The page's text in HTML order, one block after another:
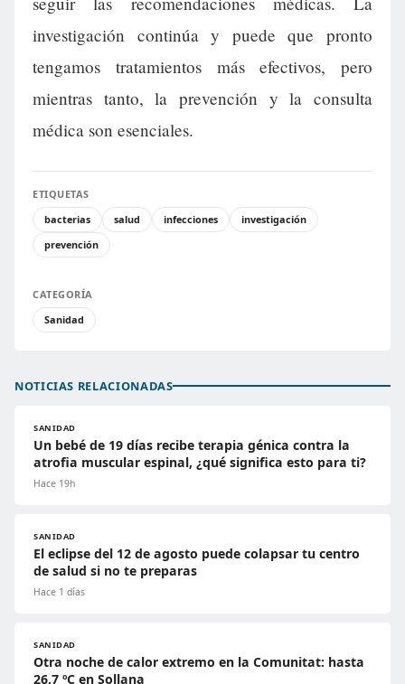
investigación continúa y puede que pronto
tengamos tratamientos más efectivos, pero
mientras tanto, la prevención y la consulta
médica son esenciales.
ETIQUETAS
bacterias
salud infecciones
investigación
prevención
CATEGORÍA
Sanidad
NOTICIAS RELACIONADAS
SANIDAD
Un bebé de 19 días recibe terapia génica contra la
atrofia muscular espinal, ¿qué significa esto para ti?
Hace 19h
SANIDAD
El eclipse del 12 de agosto puede colapsar tu centro
de salud si no te preparas
Hace 1 días
SANIDAD
Otra noche de calor extremo en la Comunitat: hasta
26,7 ºC en Sollana